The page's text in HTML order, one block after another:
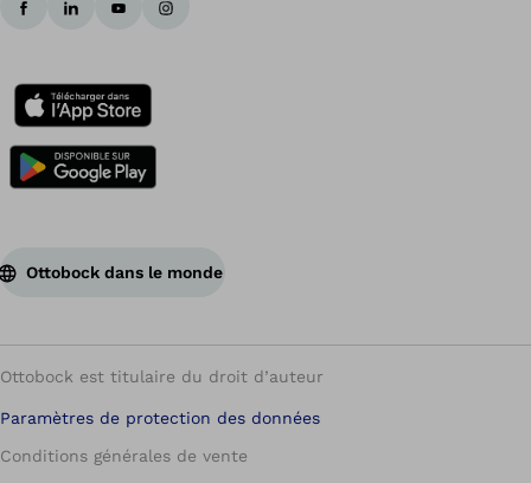
Ottobock dans le monde
Ottobock est titulaire du droit d’auteur
Paramètres de protection des données
Conditions générales de vente